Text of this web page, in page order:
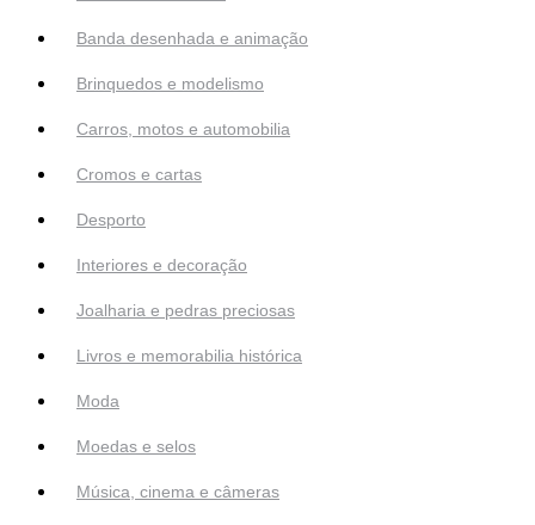
Banda desenhada e animação
Brinquedos e modelismo
Carros, motos e automobilia
Cromos e cartas
Desporto
Interiores e decoração
Joalharia e pedras preciosas
Livros e memorabilia histórica
Moda
Moedas e selos
Música, cinema e câmeras